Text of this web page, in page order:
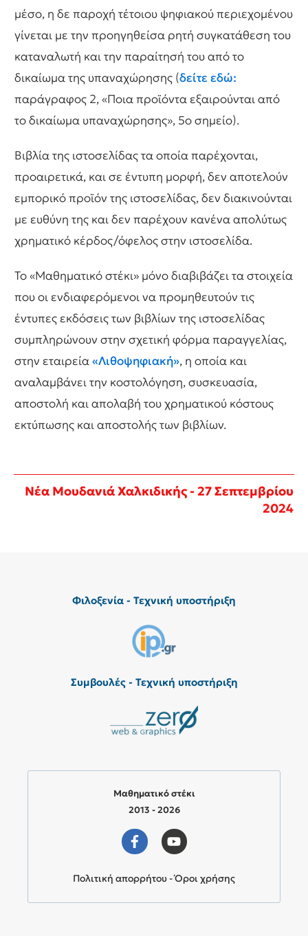
μέσο, η δε παροχή τέτοιου ψηφιακού περιεχομένου
γίνεται με την προηγηθείσα ρητή συγκατάθεση του
καταναλωτή και την παραίτησή του από το
δικαίωμα της υπαναχώρησης (δείτε εδώ:
παράγραφος 2, «Ποια προϊόντα εξαιρούνται από
το δικαίωμα υπαναχώρησης», 5ο σημείο).
Βιβλία της ιστοσελίδας τα οποία παρέχονται,
προαιρετικά, και σε έντυπη μορφή, δεν αποτελούν
εμπορικό προϊόν της ιστοσελίδας, δεν διακινούνται
με ευθύνη της και δεν παρέχουν κανένα απολύτως
χρηματικό κέρδος/όφελος στην ιστοσελίδα.
Το «Μαθηματικό στέκι» μόνο διαβιβάζει τα στοιχεία
που οι ενδιαφερόμενοι να προμηθευτούν τις
έντυπες εκδόσεις των βιβλίων της ιστοσελίδας
συμπληρώνουν στην σχετική φόρμα παραγγελίας,
στην εταιρεία«Λιθοψηφιακή», η οποία και
αναλαμβάνει την κοστολόγηση, συσκευασία,
αποστολή και απολαβή του χρηματικού κόστους
εκτύπωσης και αποστολής των βιβλίων.
Νέα Μουδανιά Χαλκιδικής - 27 Σεπτεμβρίου
2024
Φιλοξενία - Τεχνική υποστήριξη
Συμβουλές - Τεχνική υποστήριξη
Μαθηματικό στέκι
2013 - 2026
Πολιτική απορρήτου - Όροι χρήσης